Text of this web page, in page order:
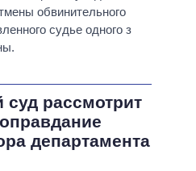
обвинительного
судье одного з
рассмотрит
департамента